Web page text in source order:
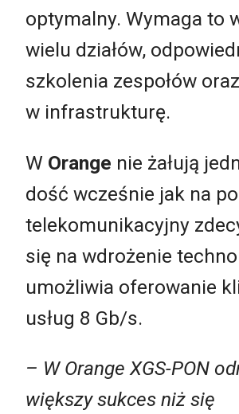
optymalny. Wymaga to
wielu działów,
szkolenia zespołów
w infrastrukturę.
W Orange nie żałują
dość wcześnie jak na
telekomunikacyjny
się na wdrożenie
umożliwia oferowanie
usług 8 Gb/s.
– W Orange XGS-PON
większy sukces niż się